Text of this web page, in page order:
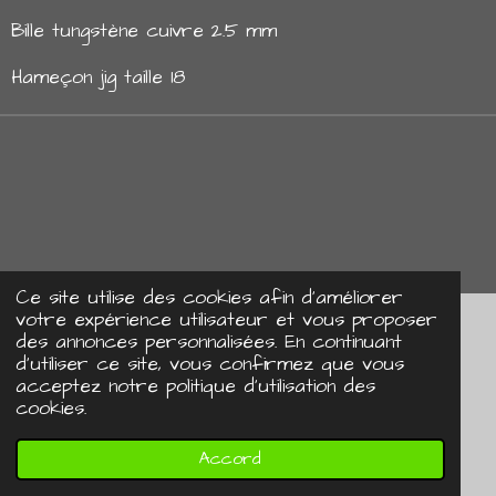
Ce site utilise des cookies afin d’améliorer
votre expérience utilisateur et vous proposer
des annonces personnalisées. En continuant
d'utiliser ce site, vous confirmez que vous
acceptez notre politique d’utilisation des
cookies.
Accord
Bille tungstène cuivre 2.5 mm
Hameçon jig taille 18
Mentions légales
C.G.V
Politique de confidentialité
© 2024 DK Flyshop